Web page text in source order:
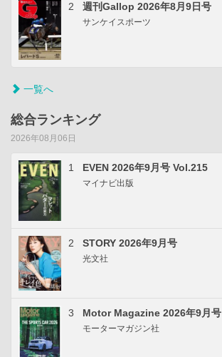
2 週刊Gallop 2026年8月9日号
サンケイスポーツ
一覧へ
総合ランキング
2026年08月06日
1 EVEN 2026年9月号 Vol.215
マイナビ出版
2 STORY 2026年9月号
光文社
3 Motor Magazine 2026年9月号
モーターマガジン社